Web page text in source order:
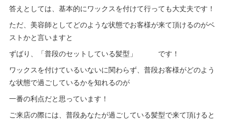
答えとしては、基本的にワックスを付けて行っても大丈夫です！
ただ、美容師としてどのような状態でお客様が来て頂けるのがベ
ストかと言いますと
ずばり、「普段のセットしている髪型」 です！
ワックスを付けているいないに関わらず、普段お客様がどのよう
な状態で過ごしているかを知れるのが
一番の利点だと思っています！
ご来店の際には、普段あなたが過ごしている髪型で来て頂けると